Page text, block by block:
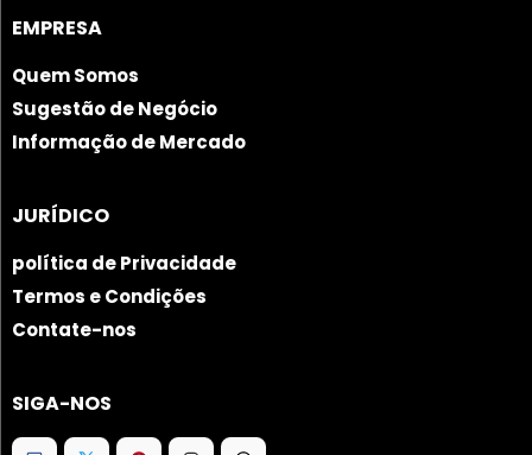
EMPRESA
Quem Somos
Sugestão de Negócio
Informação de Mercado
JURÍDICO
política de Privacidade
Termos e Condições
Contate-nos
SIGA-NOS